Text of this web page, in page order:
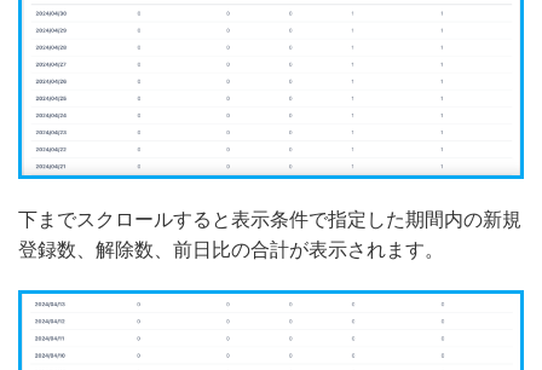
下までスクロールすると表示条件で指定した期間内の新規
登録数、解除数、前日比の合計が表示されます。